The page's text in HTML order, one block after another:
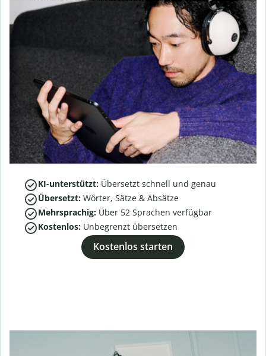
KI-unterstützt: Übersetzt schnell und genau
Übersetzt: Wörter, Sätze & Absätze
Mehrsprachig: Über 52 Sprachen verfügbar
Kostenlos: Unbegrenzt übersetzen
Kostenlos starten